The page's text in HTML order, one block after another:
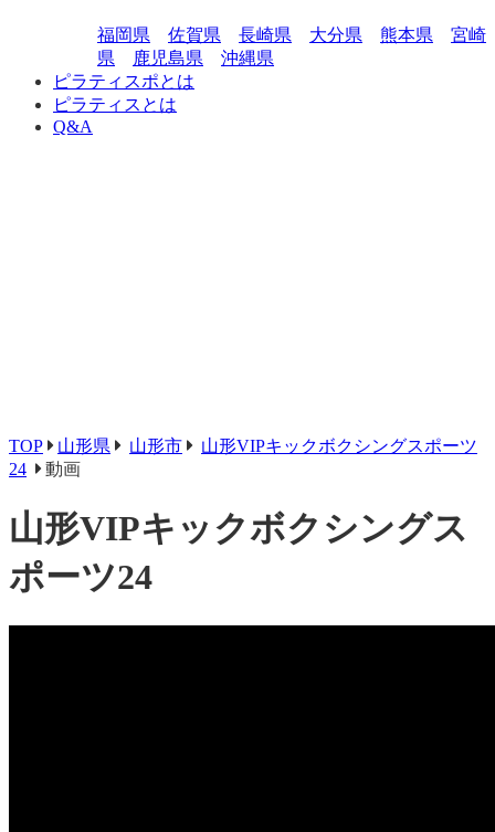
福岡県 佐賀県 長崎県 大分県 熊本県
宮崎
県
鹿児島県
沖縄県
ピラティスポとは
ピラティスとは
Q&A
TOP 山形県 山形市
山形VIPキックボクシングスポーツ
24
動画
山形VIPキックボクシングス
ポーツ24